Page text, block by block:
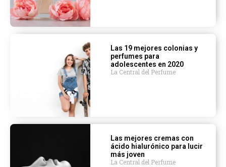
Las 19 mejores colonias y
perfumes para
adolescentes en 2020
La Central del Perfume
Las mejores cremas con
ácido hialurónico para lucir
más joven
La Central del Perfume